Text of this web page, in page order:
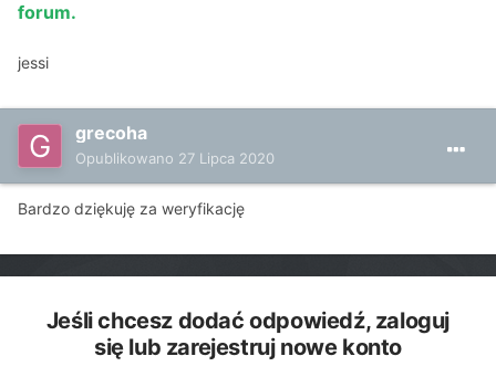
forum.
jessi
grecoha
Opublikowano 27 Lipca 2020
Bardzo dziękuję za weryfikację
Jeśli chcesz dodać odpowiedź, zaloguj
się lub zarejestruj nowe konto